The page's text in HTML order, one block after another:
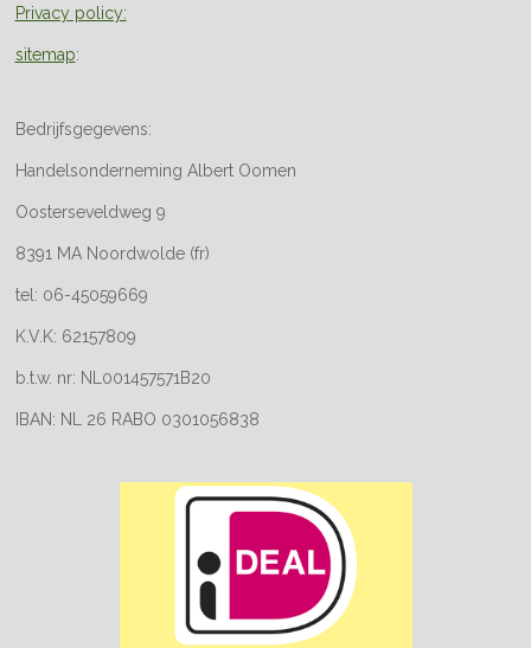
Privacy policy:
sitemap:
Bedrijfsgegevens:
Handelsonderneming Albert Oomen
Oosterseveldweg 9
8391 MA Noordwolde (fr)
tel: 06-45059669
K.V.K: 62157809
b.t.w. nr: NL001457571B20
IBAN: NL 26 RABO 0301056838